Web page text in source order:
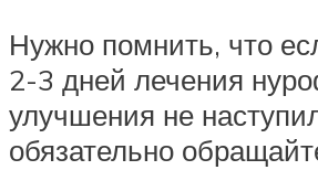
Нужно помнить, что
2-3 дней лечения
улучшения не
обязательно